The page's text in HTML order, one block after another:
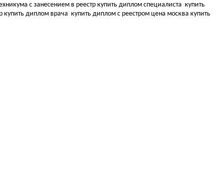
с занесением в реестр купить диплом специалиста купить
купить диплом врача купить диплом с реестром цена москва купить